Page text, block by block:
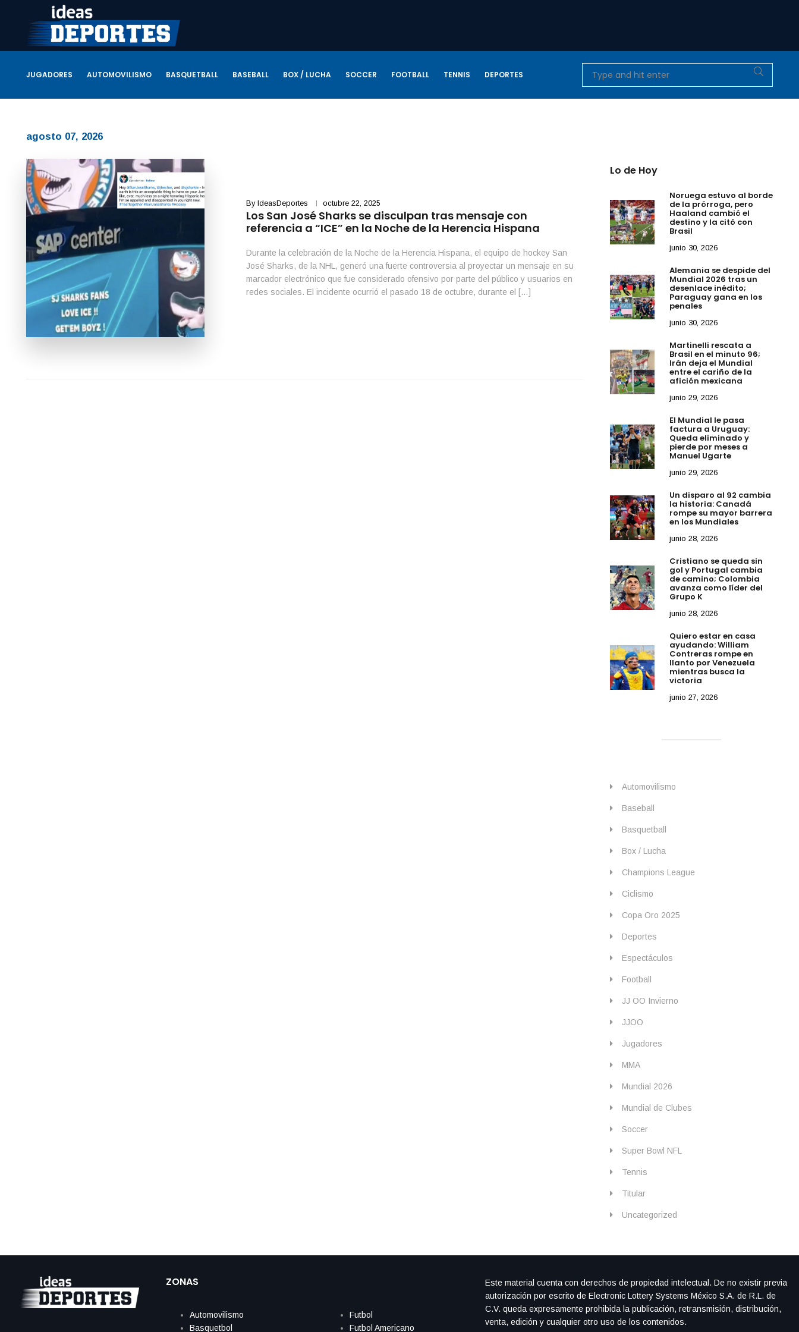
JUGADORES AUTOMOVILISMO BASQUETBALL BASEBALL BOX / LUCHA SOCCER FOOTBALL TENNIS DEPORTES
agosto 07, 2026
By IdeasDeportes octubre 22, 2025
Los San José Sharks se disculpan tras mensaje con
referencia a “ICE” en la Noche de la Herencia Hispana
Durante la celebración de la Noche de la Herencia Hispana, el equipo de hockey San
José Sharks, de la NHL, generó una fuerte controversia al proyectar un mensaje en su
marcador electrónico que fue considerado ofensivo por parte del público y usuarios en
redes sociales. El incidente ocurrió el pasado 18 de octubre, durante el […]
Lo de Hoy
Noruega estuvo al borde
de la prórroga, pero
Haaland cambió el
destino y la citó con
Brasil
junio 30, 2026
Alemania se despide del
Mundial 2026 tras un
desenlace inédito;
Paraguay gana en los
penales
junio 30, 2026
Martinelli rescata a
Brasil en el minuto 96;
Irán deja el Mundial
entre el cariño de la
afición mexicana
junio 29, 2026
El Mundial le pasa
factura a Uruguay:
Queda eliminado y
pierde por meses a
Manuel Ugarte
junio 29, 2026
Un disparo al 92 cambia
la historia: Canadá
rompe su mayor barrera
en los Mundiales
junio 28, 2026
Cristiano se queda sin
gol y Portugal cambia
de camino; Colombia
avanza como líder del
Grupo K
junio 28, 2026
Quiero estar en casa
ayudando: William
Contreras rompe en
llanto por Venezuela
mientras busca la
victoria
junio 27, 2026
Automovilismo
Baseball
Basquetball
Box / Lucha
Champions League
Ciclismo
Copa Oro 2025
Deportes
Espectáculos
Football
JJ OO Invierno
JJOO
Jugadores
MMA
Mundial 2026
Mundial de Clubes
Soccer
Super Bowl NFL
Tennis
Titular
Uncategorized
ZONAS
Automovilismo
Basquetbol
Futbol
Futbol Americano
Este material cuenta con derechos de propiedad intelectual. De no existir previa
autorización por escrito de Electronic Lottery Systems México S.A. de R.L. de
C.V. queda expresamente prohibida la publicación, retransmisión, distribución,
venta, edición y cualquier otro uso de los contenidos.